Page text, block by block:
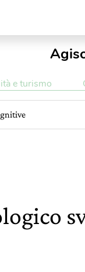
e turismo